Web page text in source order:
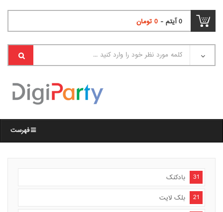
0آیتم - 0 تومان
فهرست
بادکنک
31
بلک لایت
21